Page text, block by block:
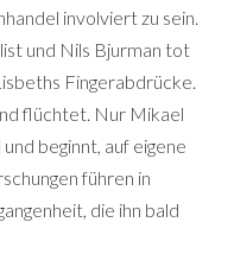
involviert zu sein.
und Nils Bjurman tot
Fingerabdrücke.
flüchtet. Nur Mikael
beginnt, auf eigene
führen in
die ihn bald